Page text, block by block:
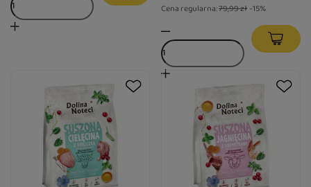
Cena regularna:79,99 zł -15%